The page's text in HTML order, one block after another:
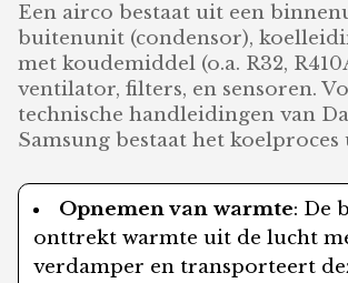
Een airco bestaat uit een
buitenunit (condensor),
met koudemiddel (o.a. R32,
ventilator, filters, en sensoren.
technische handleidingen van
Samsung bestaat het koelproces
Opnemen van warmte: De
onttrekt warmte uit de lucht
verdamper en transporteert